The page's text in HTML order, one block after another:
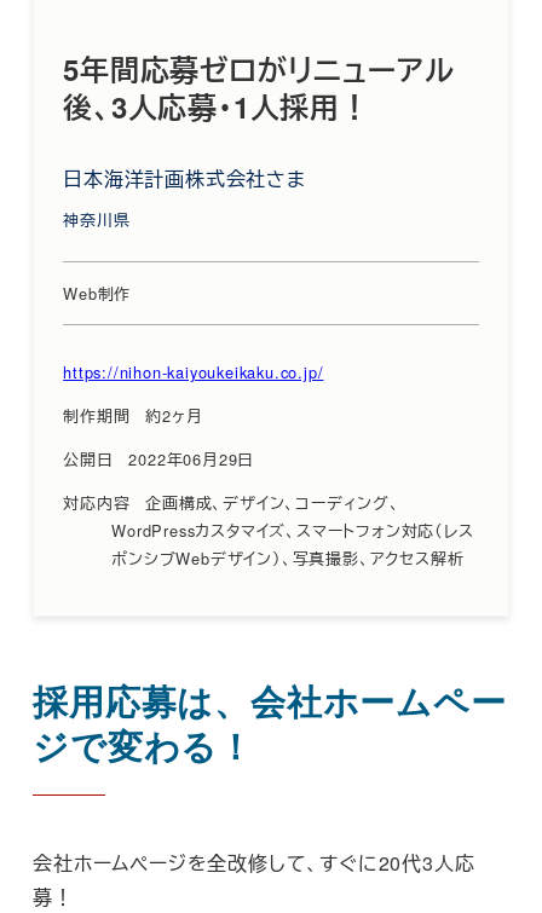
5年間応募ゼロがリニューアル
後、3人応募・1人採用！
日本海洋計画株式会社さま
神奈川県
Web制作
https://nihon-kaiyoukeikaku.co.jp/
制作期間
約2ヶ月
公開日
2022年06月29日
対応内容
企画構成、デザイン、コーディング、
WordPressカスタマイズ、スマートフォン対応（レス
ポンシブWebデザイン）、写真撮影、アクセス解析
採用応募は、会社ホームペー
ジで変わる！
会社ホームページを全改修して、すぐに20代3人応
募！